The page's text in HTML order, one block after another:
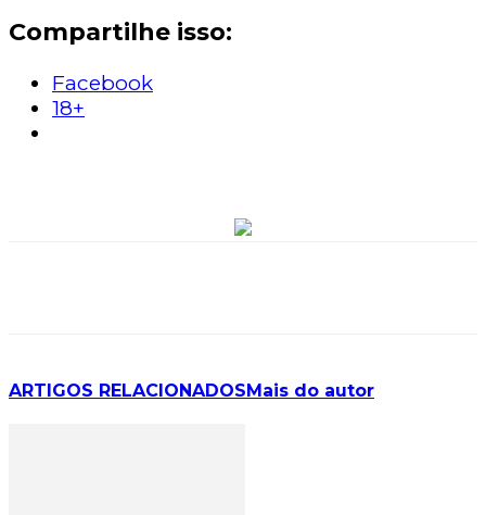
Compartilhe isso:
Facebook
18+
ARTIGOS RELACIONADOSMais do autor